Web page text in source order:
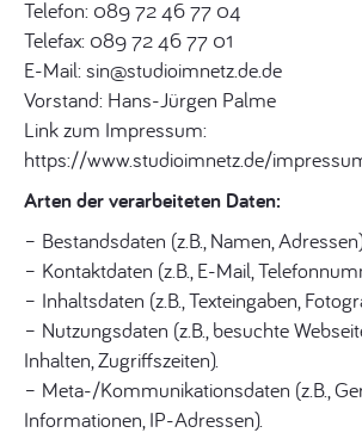
Telefon: 089 72 46 77 04
Telefax: 089 72 46 77 01
E-Mail: sin@studioimnetz.de.de
Vorstand: Hans-Jürgen Palme
Link zum Impressum:
https://www.studioimnetz.de/
Arten der verarbeiteten Daten:
– Bestandsdaten (z.B., Namen,
– Kontaktdaten (z.B., E-Mail,
– Inhaltsdaten (z.B., Texteingaben,
– Nutzungsdaten (z.B., besuchte
Inhalten, Zugriffszeiten).
– Meta-/Kommunikationsdaten (z.B.,
Informationen, IP-Adressen).